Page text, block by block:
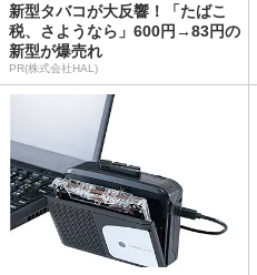
新型タバコが大反響！「たばこ
税、さようなら」600円→83円の
新型が爆売れ
PR(株式会社HAL)